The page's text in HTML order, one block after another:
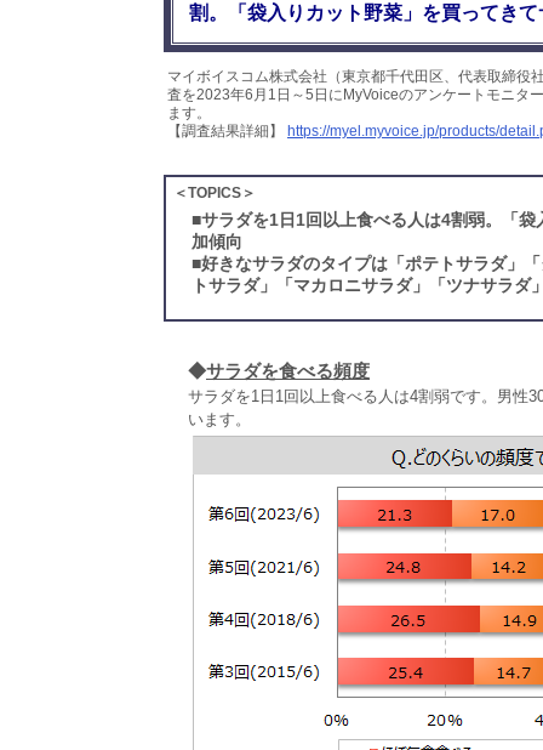
割。「袋入りカット野菜」を買ってき
マイボイスコム株式会社（東京都千代田区、代表取締
査を2023年6月1日～5日にMyVoiceのアンケートモニタ
ます。
【調査結果詳細】
https://myel.myvoice.jp/products/
＜TOPICS＞
■サラダを1日1回以上食べる人は4割弱。「
加傾向
■好きなサラダのタイプは「ポテトサラダ」
トサラダ」「マカロニサラダ」「ツナサラダ
◆サラダを食べる頻度
サラダを1日1回以上食べる人は4割弱です。男性
います。